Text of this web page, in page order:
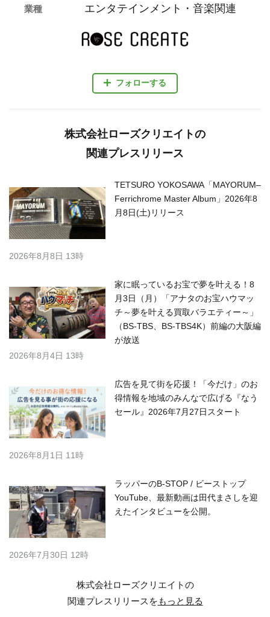
フォローする
業種 エンタテインメント・音楽関連
株式会社ローズクリエイトの
関連プレスリリース
TETSURO YOKOSAWA「MAYORUM–
Ferrichrome Master Album」2026年8
月8日(土)リリース
2026年8月8日 13時
家に眠っているお宝で夢を叶える！8
月3日（月）「アナタのお宝ハウマッ
チ～夢を叶える買取バラエティー～」
（BS-TBS、BS-TBS4K）前編の大阪編
が放送
2026年8月4日 13時
広告を見て街を応援！「今だけ」のお
得情報を地域のみんなで広げる『なう
セール』2026年7月27日スタート
2026年8月1日 11時
ラッパーのB-STOP / ビーストップ
YouTube、最新動画は田代まさしを迎
えたインタビューを公開。
2026年7月30日 12時
株式会社ローズクリエイトの
関連プレスリリースをもっと見る